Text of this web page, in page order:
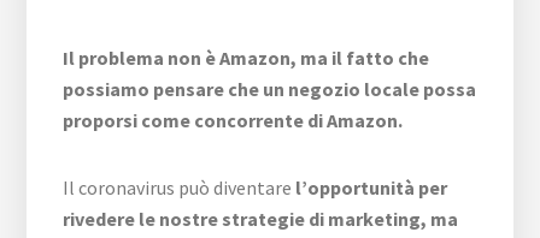
Il problema non è Amazon, ma il fatto che
possiamo pensare che un negozio locale possa
proporsi come concorrente di Amazon.
Il coronavirus può diventare l’opportunità per
rivedere le nostre strategie di marketing, ma